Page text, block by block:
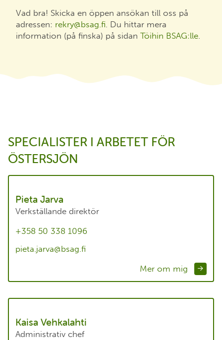
Vad bra! Skicka en öppen ansökan till oss på
adressen: rekry@bsag.fi. Du hittar mera
information (på finska) på sidan Töihin BSAG:lle.
SPECIALISTER I ARBETET FÖR
ÖSTERSJÖN
Pieta Jarva
Verkställande direktör
+358 50 338 1096
pieta.jarva@bsag.fi
Mer om mig
Kaisa Vehkalahti
Administrativ chef